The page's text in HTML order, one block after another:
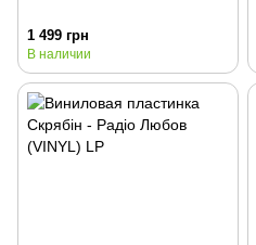
1 499 грн
В наличии